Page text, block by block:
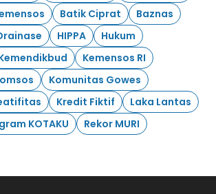
Batik Ciprat
Baznas
HIPPA
Hukum
Kemensos RI
Komunitas Gowes
Kredit Fiktif
Laka Lantas
KOTAKU Rekor MURI